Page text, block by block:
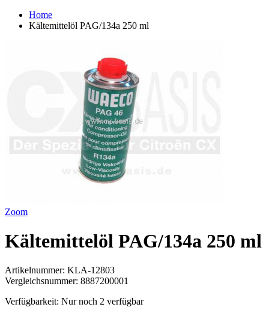
Home
Kältemittelöl PAG/134a 250 ml
Zoom
Kältemittelöl PAG/134a 250 ml
Artikelnummer: KLA-12803
Vergleichsnummer: 8887200001
Verfügbarkeit: Nur noch 2 verfügbar